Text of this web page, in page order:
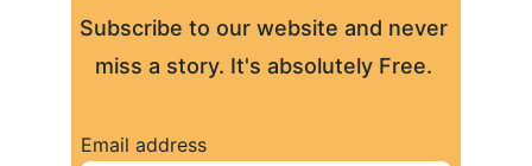
Subscribe to our website and never
miss a story. It's absolutely Free.
Email address